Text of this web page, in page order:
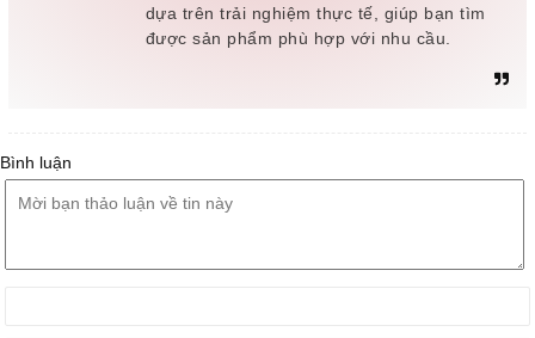
dựa trên trải nghiệm thực tế, giúp bạn tìm
được sản phẩm phù hợp với nhu cầu.
Bình luận